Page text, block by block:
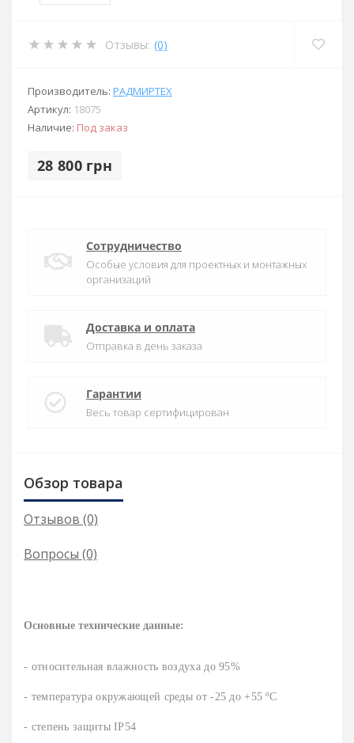
Отзывы: (0)
Производитель: РАДМИРТЕХ
Артикул: 18075
Наличие: Под заказ
28 800 грн
Сотрудничество
Особые условия для проектных и монтажных
организаций
Доставка и оплата
Отправка в день заказа
Гарантии
Весь товар сертифицирован
Обзор товара
Отзывов (0)
Вопросы (0)
Основные технические данные:
- относительная влажность воздуха до 95%
- температура окружающей среды от -25 до +55 ºC
- степень защиты IP54